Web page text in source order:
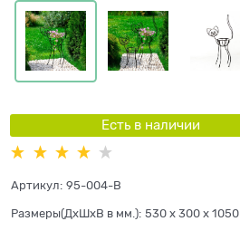
Есть в наличии
Артикул: 95-004-B
Размеры(ДхШхВ в мм.): 530 x 300 x 1050